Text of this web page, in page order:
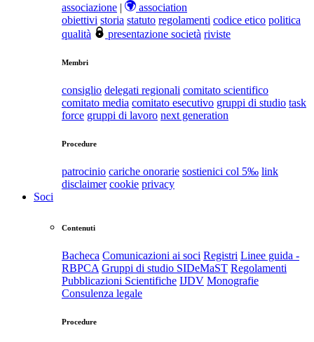
associazione |
association
obiettivi storia statuto regolamenti codice etico politica
qualità
presentazione società riviste
Membri
consiglio delegati regionali comitato scientifico
comitato media comitato esecutivo gruppi di studio task
force gruppi di lavoro next generation
Procedure
patrocinio cariche onorarie sostienici col 5‰ link
disclaimer cookie privacy
Soci
Contenuti
Bacheca Comunicazioni ai soci Registri Linee guida -
RBPCA Gruppi di studio SIDeMaST Regolamenti
Pubblicazioni Scientifiche IJDV Monografie
Consulenza legale
Procedure